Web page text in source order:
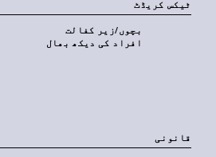
ٹیکس کریڈٹ
بچوں/زیر کفالت
افراد کی دیکھ بھال
قانونی